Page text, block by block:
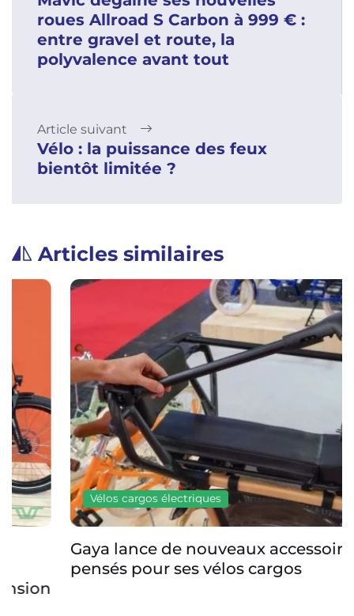
roues Allroad S Carbon à 999 € :
entre gravel et route, la
polyvalence avant tout
Article suivant
Vélo : la puissance des feux
bientôt limitée ?
Articles similaires
Vélos cargos électriques
Gaya lance de nouveaux accessoires bien
pensés pour ses vélos cargos